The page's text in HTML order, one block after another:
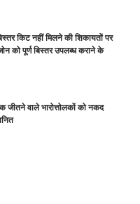
किट नहीं मिलने की शिकायतों पर
को पूर्ण बिस्तर उपलब्ध कराने के
जीतने वाले भारोत्तोलकों को नकद